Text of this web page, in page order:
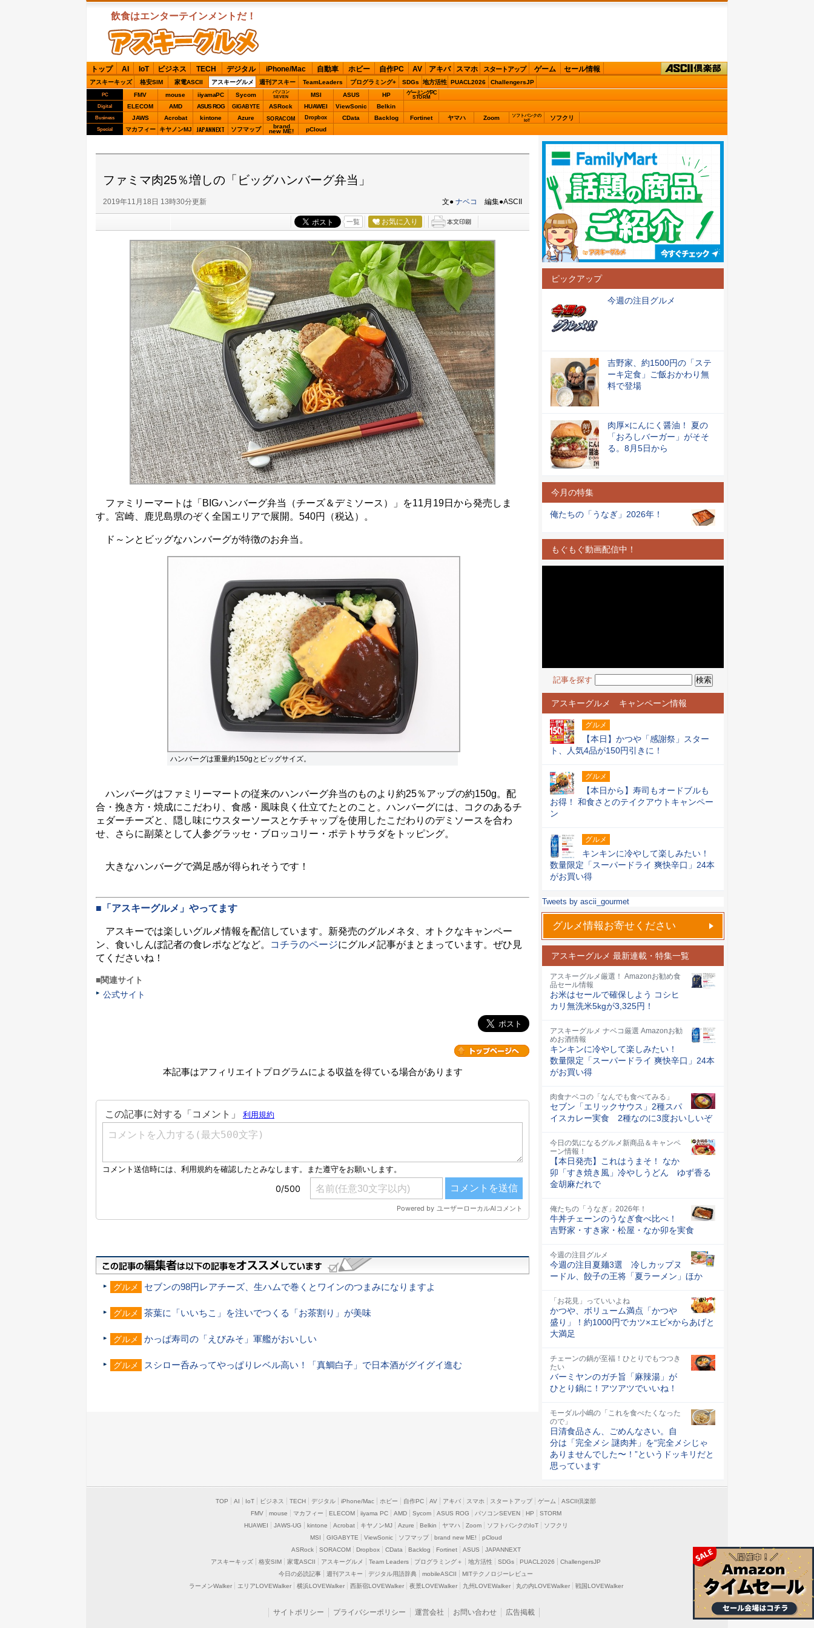
飲食はエンターテインメントだ！
ASCIIグルメ
トップ AI IoT ビジネス TECH デジタル iPhone/Mac 自動車 ホビー 自作PC AV アキバ スマホ スタートアップ ゲーム セール情報
アスキーキッズ 格安SIM 家電ASCII アスキーグルメ 週刊アスキー TeamLeaders プログラミング+ SDGs 地方活性 PUACL2026 ChallengersJP
PC FMV mouse iiyamaPC Sycom
パソコン
SEVEN
MSI ASUS HP ゲーミングPC
STORM
Digital ELECOM AMD ASUS ROG GIGABYTE ASRock HUAWEI ViewSonic Belkin
Business JAWS Acrobat kintone Azure SORACOM Dropbox CData Backlog Fortinet ヤマハ Zoom
ソフトバンクの
IoT
ソフクリ
Special マカフィー キヤノンMJ JAPANNEXT ソフマップ brand
new ME! pCloud
ファミマ肉25％増しの「ビッグハンバーグ弁当」
2019年11月18日 13時30分更新 文● ナベコ 編集●ASCII
一覧 お気に入り
ファミリーマートは「BIGハンバーグ弁当（チーズ＆デミソース）」を11月19日から発売しま
す。宮崎、鹿児島県のぞく全国エリアで展開。540円（税込）。
ド～ンとビッグなハンバーグが特徴のお弁当。
ハンバーグは重量約150gとビッグサイズ。
ハンバーグはファミリーマートの従来のハンバーグ弁当のものより約25％アップの約150g。配
合・挽き方・焼成にこだわり、食感・風味良く仕立てたとのこと。ハンバーグには、コクのあるチ
ェダーチーズと、隠し味にウスターソースとケチャップを使用したこだわりのデミソースを合わ
せ、さらに副菜として人参グラッセ・ブロッコリー・ポテトサラダをトッピング。
大きなハンバーグで満足感が得られそうです！
■「アスキーグルメ」やってます
アスキーでは楽しいグルメ情報を配信しています。新発売のグルメネタ、オトクなキャンペー
ン、食いしんぼ記者の食レポなどなど。
コチラのページにグルメ記事がまとまっています。ぜひ見
てくださいね！
■関連サイト
公式サイト
本記事はアフィリエイトプログラムによる収益を得ている場合があります
グルメ セブンの98円レアチーズ、生ハムで巻くとワインのつまみになりますよ
グルメ 茶葉に「いいちこ」を注いでつくる「お茶割り」が美味
グルメ かっぱ寿司の「えびみそ」軍艦がおいしい
グルメ スシロー呑みってやっぱりレベル高い！「真鯛白子」で日本酒がグイグイ進む
ピックアップ
今週の注目グルメ
吉野家、約1500円の「ステ
ーキ定食」ご飯おかわり無
料で登場
肉厚×にんにく醤油！ 夏の
「おろしバーガー」がそそ
る。8月5日から
今月の特集
俺たちの「うなぎ」2026年！
もぐもぐ動画配信中！
記事を探す
アスキーグルメ キャンペーン情報
グルメ
【本日】かつや「感謝祭」スター
ト、人気4品が150円引きに！
グルメ
【本日から】寿司もオードブルも
お得！ 和食さとのテイクアウトキャンペー
ン
グルメ
キンキンに冷やして楽しみたい！
数量限定「スーパードライ 爽快辛口」24本
がお買い得
Tweets by ascii_gourmet
グルメ情報お寄せください
アスキーグルメ 最新連載・特集一覧
アスキーグルメ厳選！ Amazonお勧め食
品セール情報
お米はセールで確保しよう コシヒ
カリ無洗米5kgが3,325円！
アスキーグルメ ナベコ厳選 Amazonお勧
めお酒情報
キンキンに冷やして楽しみたい！
数量限定「スーパードライ 爽快辛口」24本
がお買い得
肉食ナベコの「なんでも食べてみる」
セブン「エリックサウス」2種スパ
イスカレー実食 2種なのに3度おいしいぞ
今日の気になるグルメ新商品＆キャンペ
ーン情報！
【本日発売】これはうまそ！ なか
卯「すき焼き風」冷やしうどん ゆず香る
金胡麻だれで
俺たちの「うなぎ」2026年！
牛丼チェーンのうなぎ食べ比べ！
吉野家・すき家・松屋・なか卯を実食
今週の注目グルメ
今週の注目夏麺3選 冷しカップヌ
ードル、餃子の王将「夏ラーメン」ほか
「お花見」っていいよね
かつや、ボリューム満点「かつや
盛り」！約1000円でカツ×エビ×からあげと
大満足
チェーンの鍋が至福！ひとりでもつつき
たい
バーミヤンのガチ旨「麻辣湯」が
ひとり鍋に！アツアツでいいね！
モーダル小嶋の「これを食べたくなった
ので」
日清食品さん、ごめんなさい。自
分は「完全メシ 謎肉丼」を“完全メシじゃ
ありませんでした〜！”というドッキリだと
思っています
TOP AI IoT ビジネス TECH デジタル iPhone/Mac ホビー 自作PC AV アキバ スマホ スタートアップ ゲーム
ASCII倶楽部
FMV
mouse マカフィー ELECOM iiyama PC AMD Sycom ASUS ROG パソコンSEVEN HP
STORM
HUAWEI
JAWS-UG kintone Acrobat キヤノンMJ Azure Belkin ヤマハ Zoom ソフトバンクのIoT
ソフクリ
MSI
GIGABYTE ViewSonic ソフマップ brand new ME!
pCloud
ASRock
SORACOM Dropbox CData Backlog Fortinet ASUS
JAPANNEXT
アスキーキッズ
格安SIM 家電ASCII アスキーグルメ Team Leaders プログラミング＋ 地方活性 SDGs PUACL2026
ChallengersJP
今日の必読記事
週刊アスキー デジタル用語辞典 mobileASCII
MITテクノロジーレビュー
ラーメンWalker
エリアLOVEWalker 横浜LOVEWalker 西新宿LOVEWalker 夜景LOVEWalker 九州LOVEWalker 丸の内LOVEWalker 戦国LOVEWalker
サイトポリシー プライバシーポリシー 運営会社 お問い合わせ 広告掲載